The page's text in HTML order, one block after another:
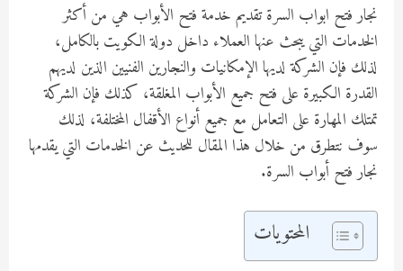
نجار فتح ابواب السرة تقديم خدمة فتح الأبواب هي من أكثر
الخدمات التي يبحث عنها العملاء داخل دولة الكويت بالكامل،
لذلك فإن الشركة لديها الإمكانيات والنجارين الفنيين الذين لديهم
القدرة الكبيرة على فتح جميع الأبواب المغلقة، كذلك فإن الشركة
تمتلك المهارة على التعامل مع جميع أنواع الأقفال المختلفة، لذلك
سوف نتطرق من خلال هذا المقال للحديث عن الخدمات التي يقدمها
نجار فتح أبواب السرة.
المحتويات